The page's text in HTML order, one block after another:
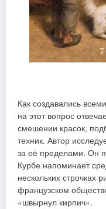
Как создавались
на этот вопрос
смешении красок,
техник. Автор
за её пределами. Он
Курбе напоминает
нескольких строчках
французском
«швырнул кирпич».